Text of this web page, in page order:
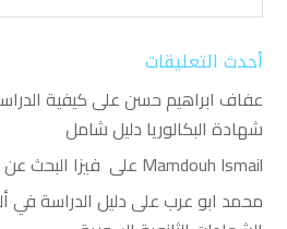
أحدث التعليقات
عفاف ابراهيم حسنعلىكيفية
شهادة البكالوريا دليل شامل
Mamdouh Ismail على فيزا البحث
محمد ابو عربعلىدليل الدراسة في